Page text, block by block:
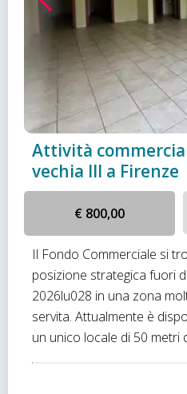
Attività
vechia III a Firenze
€ 800,00
Il Fondo Commerciale si
posizione strategica fuori
2026lu028 in una zona
servita. Attualmente è
un unico locale di 50 metri